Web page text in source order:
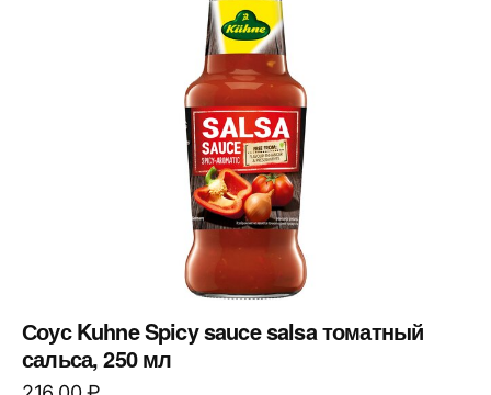
Соус Kuhne Spicy sauce salsa томатный
сальса, 250 мл